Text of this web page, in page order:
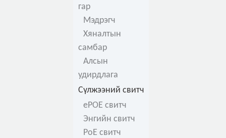
гар
Мэдрэгч
Хяналтын
самбар
Алсын
удирдлага
Сүлжээний свитч
ePOE свитч
Энгийн свитч
PoE свитч